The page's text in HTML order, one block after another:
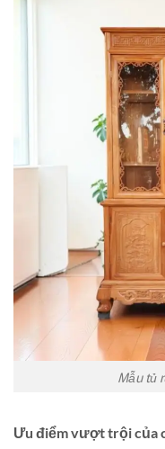
Mẫu tủ
Ưu điểm vượt trội của